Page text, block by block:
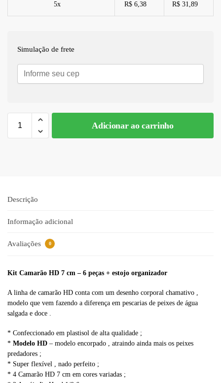
5x R$ 6,38 R$ 31,89
Simulação de frete
Adicionar ao carrinho
n
t
v
Descrição
Informação adicional
Avaliações 0
Kit Camarão HD 7 cm – 6 peças + estojo organizador
A linha de camarão HD conta com um desenho corporal chamativo ,
modelo que vem fazendo a diferença em pescarias de peixes de água
salgada e doce .
* Confeccionado em plastisol de alta qualidade ;
* Modelo HD – modelo encorpado , atraindo ainda mais os peixes
predadores ;
* Super flexível , nado perfeito ;
* 4 Camarão HD 7 cm em cores variadas ;